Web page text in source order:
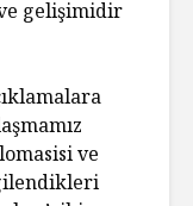
gelişimidir
ve